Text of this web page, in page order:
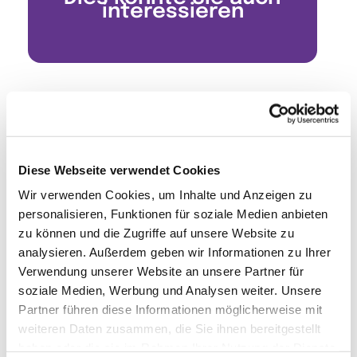
Diese Webseite verwendet Cookies
Wir verwenden Cookies, um Inhalte und Anzeigen zu
personalisieren, Funktionen für soziale Medien anbieten
zu können und die Zugriffe auf unsere Website zu
analysieren. Außerdem geben wir Informationen zu Ihrer
Verwendung unserer Website an unsere Partner für
soziale Medien, Werbung und Analysen weiter. Unsere
Partner führen diese Informationen möglicherweise mit
weiteren Daten zusammen, die Sie ihnen bereitgestellt
interessieren